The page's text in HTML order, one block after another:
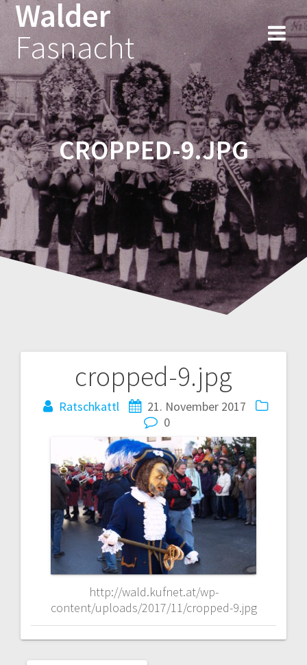
Walder
Fasnacht
CROPPED-9.JPG
cropped-9.jpg
Ratschkattl
21. November 2017
0
http://wald.kufnet.at/wp-
content/uploads/2017/11/cropped-9.jpg
Beitrags-
Navigation